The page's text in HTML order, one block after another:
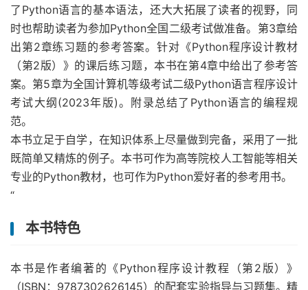
了Python语言的基本语法，还大大拓展了读者的视野，同
时也帮助读者为参加Python全国二级考试做准备。第3章给
出第2章练习题的参考答案。针对《Python程序设计教材
（第2版）》的课后练习题，本书在第4章中给出了参考答
案。第5章为全国计算机等级考试二级Python语言程序设计
考试大纲(2023年版)。附录总结了Python语言的编程规
范。
本书立足于自学，在知识体系上尽量做到完备，采用了一批
既简单又精炼的例子。本书可作为高等院校人工智能等相关
专业的Python教材，也可作为Python爱好者的参考用书。
“
本书特色
本书是作者编著的《Python程序设计教程（第2版）》
（ISBN：9787302626145）的配套实验指导与习题集。精